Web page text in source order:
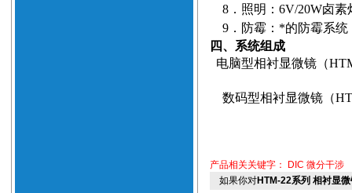
8 ．照明： 6V/20W卤素
9 ．防霉：*的防霉系统
四、系统组成
电脑型相衬显微镜（
数码型相衬显微镜（
产品相关关键字：
DIC 微分干涉
如果你对HTM-22系列 相衬显